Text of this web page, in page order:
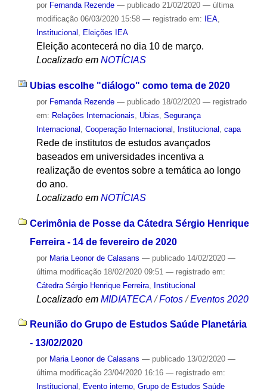
por Fernanda Rezende — publicado21/02/2020 — última
modificação06/03/2020 15:58 — registrado em: IEA,
Institucional , Eleições IEA
Eleição acontecerá no dia 10 de março.
Localizado em NOTÍCIAS
Ubias escolhe "diálogo" como tema de 2020
por Fernanda Rezende — publicado18/02/2020 — registrado
em: Relações Internacionais, Ubias, Segurança
Internacional , Cooperação Internacional , Institucional , capa
Rede de institutos de estudos avançados
baseados em universidades incentiva a
realização de eventos sobre a temática ao longo
do ano.
Localizado em NOTÍCIAS
Cerimônia de Posse da Cátedra Sérgio Henrique
Ferreira - 14 de fevereiro de 2020
por Maria Leonor de Calasans — publicado14/02/2020 —
última modificação18/02/2020 09:51 — registrado em:
Cátedra Sérgio Henrique Ferreira, Institucional
Localizado em MIDIATECA /Fotos /Eventos 2020
Reunião do Grupo de Estudos Saúde Planetária
- 13/02/2020
por Maria Leonor de Calasans — publicado13/02/2020 —
última modificação23/04/2020 16:16 — registrado em:
Institucional , Evento interno, Grupo de Estudos Saúde